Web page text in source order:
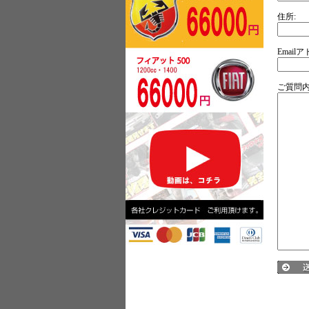
住所:
Emailア
ご質問